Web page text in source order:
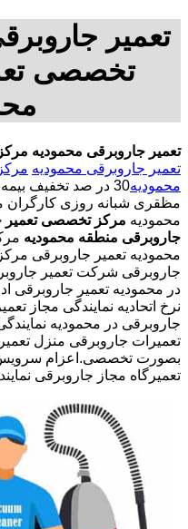
تعمیر
تخصصی
تعمیر جاروبرقی محمودیه
تعمیر جاروبرقی محمودیه
محمودیه
مظقری شبانه روزی کارگران
محمودیه مرکز تخصصی تعمیر
جاروبرقی منطقه محمودیه
محمودیه تعمیر جاروبرقی
جاروبرقی شرکت تعمیر
در محمودیه تعمیر جاروبرقی
نرخ اتحادیه نمایندگی مجاز
جاروبرقی در محمودیه
تعمیرات جاروبرقی منزل
بصورت تخصصی.اعزام
تعمیرگاه مجاز جاروبرقی